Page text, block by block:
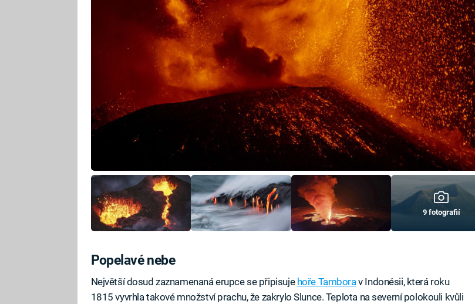
9 fotografií
Popelavé nebe
Největší dosud zaznamenaná erupce se připisuje hoře Tamborav Indonésii, která roku
1815 vyvrhla takové množství prachu, že zakrylo Slunce. Teplota na severní polokouli kvůli